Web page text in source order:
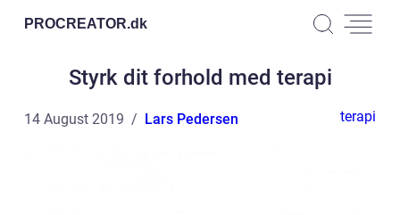
PROCREATOR.dk
Styrk dit forhold med terapi
14 August 2019 Lars Pedersen terapi